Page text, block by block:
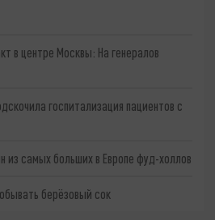
в центре Москвы: На генералов
госпитализация пациентов с
из самых больших в Европе фуд-холлов
берёзовый сок